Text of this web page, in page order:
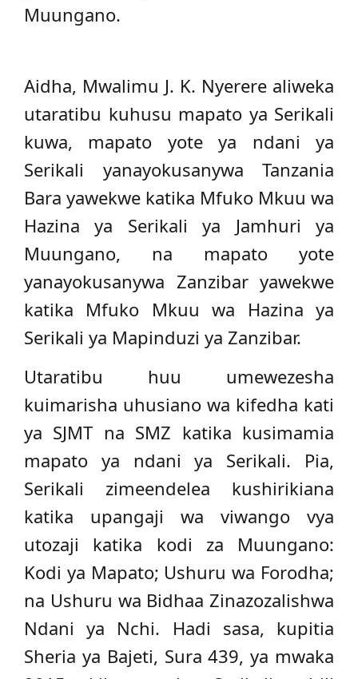
Muungano.
Aidha, Mwalimu J. K. Nyerere aliweka
utaratibu kuhusu mapato ya Serikali
kuwa, mapato yote ya ndani ya
Serikali yanayokusanywa Tanzania
Bara yawekwe katika Mfuko Mkuu wa
Hazina ya Serikali ya Jamhuri ya
Muungano, na mapato yote
yanayokusanywa Zanzibar yawekwe
katika Mfuko Mkuu wa Hazina ya
Serikali ya Mapinduzi ya Zanzibar.
Utaratibu huu umewezesha
kuimarisha uhusiano wa kifedha kati
ya SJMT na SMZ katika kusimamia
mapato ya ndani ya Serikali. Pia,
Serikali zimeendelea kushirikiana
katika upangaji wa viwango vya
utozaji katika kodi za Muungano:
Kodi ya Mapato; Ushuru wa Forodha;
na Ushuru wa Bidhaa Zinazozalishwa
Ndani ya Nchi. Hadi sasa, kupitia
Sheria ya Bajeti, Sura 439, ya mwaka